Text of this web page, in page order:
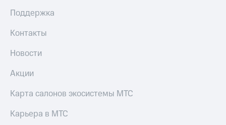
Поддержка
Контакты
Новости
Акции
Карта салонов экосистемы МТС
Карьера в МТС